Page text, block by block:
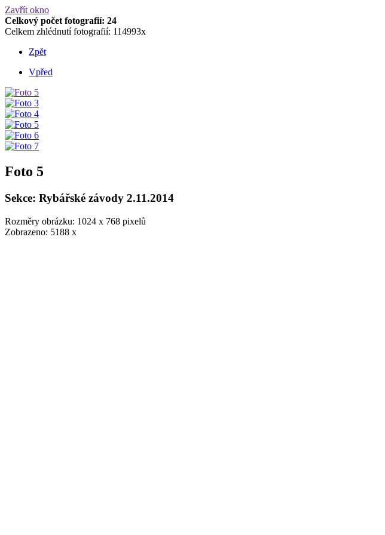
Zavřít okno
Celkový počet fotografií: 24
Celkem zhlédnutí fotografií: 114993x
Zpět
Vpřed
Foto 5
Sekce: Rybářské závody 2.11.2014
Rozměry obrázku: 1024 x 768 pixelů
Zobrazeno: 5188 x